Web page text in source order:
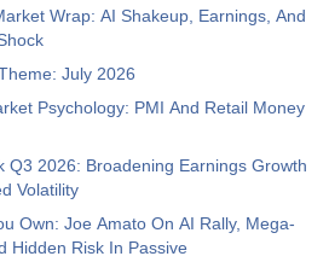
451
리그 수
예측값
훑어보기
m/m
$​11.44 B
$​-1.08 B
Wrap: AI Shakeup, Earnings, And
July 2026
Psychology: PMI And Retail Money
Q3 2026: Broadening Earnings Growth
Volatility
Own: Joe Amato On AI Rally, Mega-
Hidden Risk In Passive